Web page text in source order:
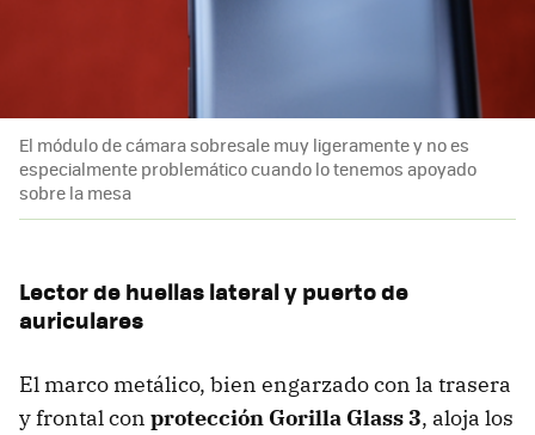
El módulo de cámara sobresale muy ligeramente y no es
especialmente problemático cuando lo tenemos apoyado
sobre la mesa
Lector de huellas lateral y puerto de
auriculares
El marco metálico, bien engarzado con la trasera
y frontal con protección Gorilla Glass 3, aloja los